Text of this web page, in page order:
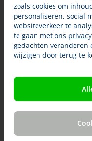
Bedrijfsmatige fokkers
bedrijfsmatige
voor niet-
Chip- en
Vakbekwaamheid
Besluit houders
wetgeving over
Besluit houders
zoals cookies om
personaliseren, social
websiteverkeer te
te gaan met ons
gedachten veranderen
wijzigen door terug te